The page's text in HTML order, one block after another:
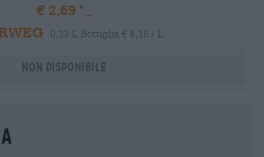
€ 2,69
0,33 L Bottiglia € 8,15 / L
Non disponibile